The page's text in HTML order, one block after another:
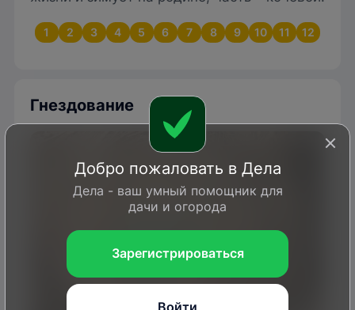
1 2 3 4 5 6 7 8 9 10 11 12
Гнездование
Добро пожаловать в Дела
Дела - ваш умный помощник для
дачи и огорода
Зарегистрироваться
Войти